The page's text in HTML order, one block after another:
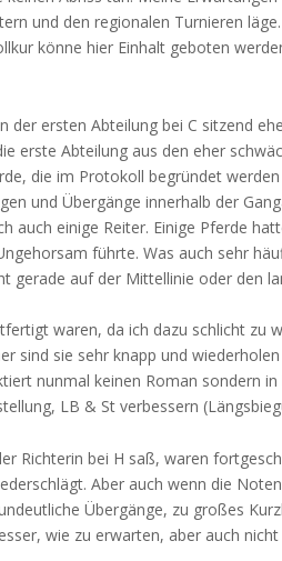
und den regionalen Turnieren
könne hier Einhalt geboten
der ersten Abteilung bei C sitzend
erste Abteilung aus den eher
die im Protokoll begründet
und Übergänge innerhalb der
auch einige Reiter. Einige Pferde
führte. Was auch sehr
gerade auf der Mittellinie oder den
waren, da ich dazu schlicht zu
sind sie sehr knapp und
nunmal keinen Roman sondern
LB & St verbessern
Richterin bei H saß, waren
Aber auch wenn die
Übergänge, zu großes
wie zu erwarten, aber auch